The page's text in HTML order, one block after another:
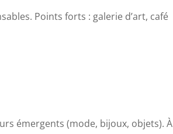
Points forts : galerie d’art, café
émergents (mode, bijoux, objets). À